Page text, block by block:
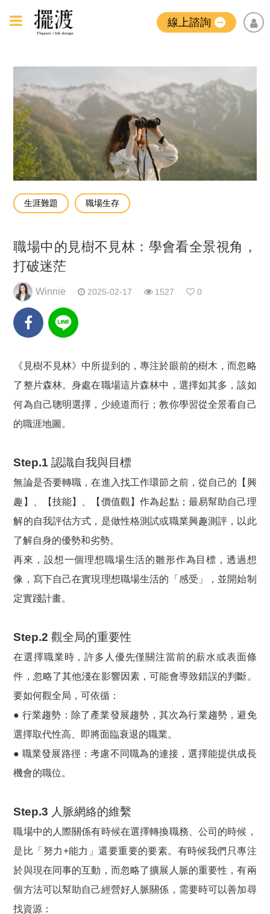
線上諮詢
生涯難題 職場生存
職場中的見樹不見林：學會看全景視角，
打破迷茫
Winnie 2025-02-17 1527 0
《見樹不見林》中所提到的，專注於眼前的樹木，而忽略
了整片森林。身處在職場這片森林中，選擇如其多，該如
何為自己聰明選擇，少繞道而行；教你學習從全景看自己
的職涯地圖。
Step.1 認識自我與目標
無論是否要轉職，在進入找工作環節之前，從自己的【興
趣】、【技能】、【價值觀】作為起點；最易幫助自己理
解的自我評估方式，是做性格測試或職業興趣測評，以此
了解自身的優勢和劣勢。
再來，設想一個理想職場生活的雛形作為目標，透過想
像，寫下自己在實現理想職場生活的「感受」，並開始制
定實踐計畫。
Step.2 觀全局的重要性
在選擇職業時，許多人優先僅關注當前的薪水或表面條
件，忽略了其他淺在影響因素，可能會導致錯誤的判斷。
要如何觀全局，可依循：
● 行業趨勢：除了產業發展趨勢，其次為行業趨勢，避免
選擇取代性高、即將面臨衰退的職業。
● 職業發展路徑：考慮不同職為的連接，選擇能提供成長
機會的職位。
Step.3 人脈網絡的維繫
職場中的人際關係有時候在選擇轉換職務、公司的時候，
是比「努力+能力」還要重要的要素。有時候我們只專注
於與現在同事的互動，而忽略了擴展人脈的重要性，有兩
個方法可以幫助自己經營好人脈關係，需要時可以善加尋
找資源：